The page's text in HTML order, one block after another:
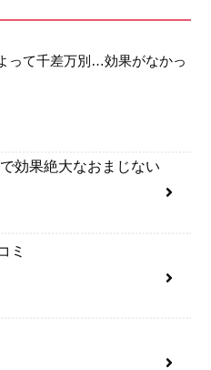
って千差万別…効果がなかっ
効果絶大なおまじない
ミ